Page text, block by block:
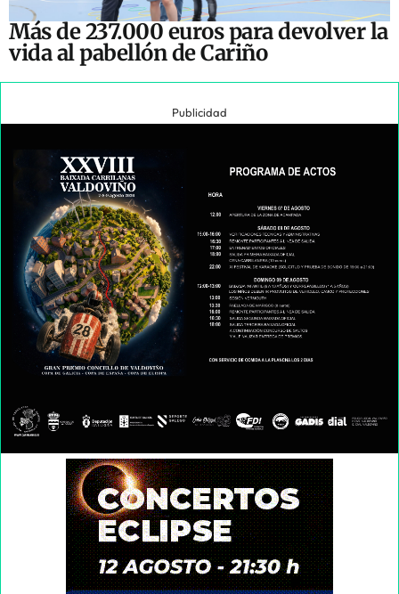
Más de 237.000 euros para devolver la
vida al pabellón de Cariño
Publicidad